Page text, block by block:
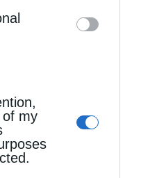
of my
εμπιστοσύνη στο